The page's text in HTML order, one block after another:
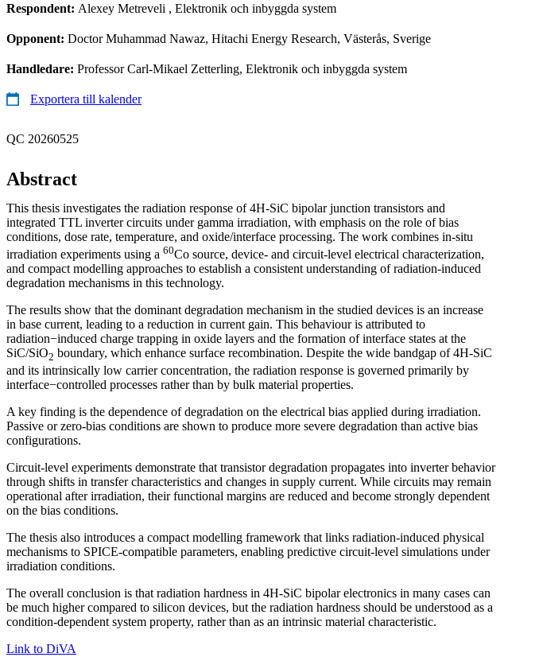
Respondent: Alexey Metreveli , Elektronik och inbyggda system
Opponent: Doctor Muhammad Nawaz, Hitachi Energy Research, Västerås, Sverige
Handledare: Professor Carl-Mikael Zetterling, Elektronik och inbyggda system
Exportera till kalender
QC 20260525
Abstract
This thesis investigates the radiation response of 4H-SiC bipolar junction transistors and
integrated TTL inverter circuits under gamma irradiation, with emphasis on the role of bias
conditions, dose rate, temperature, and oxide/interface processing. The work combines in-situ
irradiation experiments using a 60Co source, device- and circuit-level electrical characterization,
and compact modelling approaches to establish a consistent understanding of radiation-induced
degradation mechanisms in this technology.
The results show that the dominant degradation mechanism in the studied devices is an increase
in base current, leading to a reduction in current gain. This behaviour is attributed to
radiation−induced charge trapping in oxide layers and the formation of interface states at the
SiC/SiO2 boundary, which enhance surface recombination. Despite the wide bandgap of 4H-SiC
and its intrinsically low carrier concentration, the radiation response is governed primarily by
interface−controlled processes rather than by bulk material properties.
A key finding is the dependence of degradation on the electrical bias applied during irradiation.
Passive or zero-bias conditions are shown to produce more severe degradation than active bias
configurations.
Circuit-level experiments demonstrate that transistor degradation propagates into inverter behavior
through shifts in transfer characteristics and changes in supply current. While circuits may remain
operational after irradiation, their functional margins are reduced and become strongly dependent
on the bias conditions.
The thesis also introduces a compact modelling framework that links radiation-induced physical
mechanisms to SPICE-compatible parameters, enabling predictive circuit-level simulations under
irradiation conditions.
The overall conclusion is that radiation hardness in 4H-SiC bipolar electronics in many cases can
be much higher compared to silicon devices, but the radiation hardness should be understood as a
condition-dependent system property, rather than as an intrinsic material characteristic.
Link to DiVA